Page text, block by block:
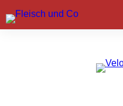
Marktführer